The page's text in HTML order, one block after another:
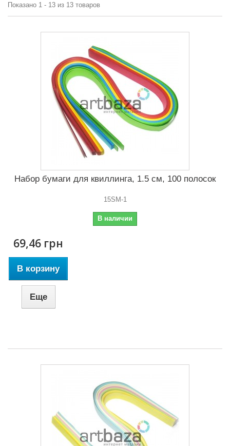
Показано 1 - 13 из 13 товаров
Набор бумаги для квиллинга, 1.5 см, 100 полосок
15SM-1
В наличии
69,46 грн
В корзину
Еще